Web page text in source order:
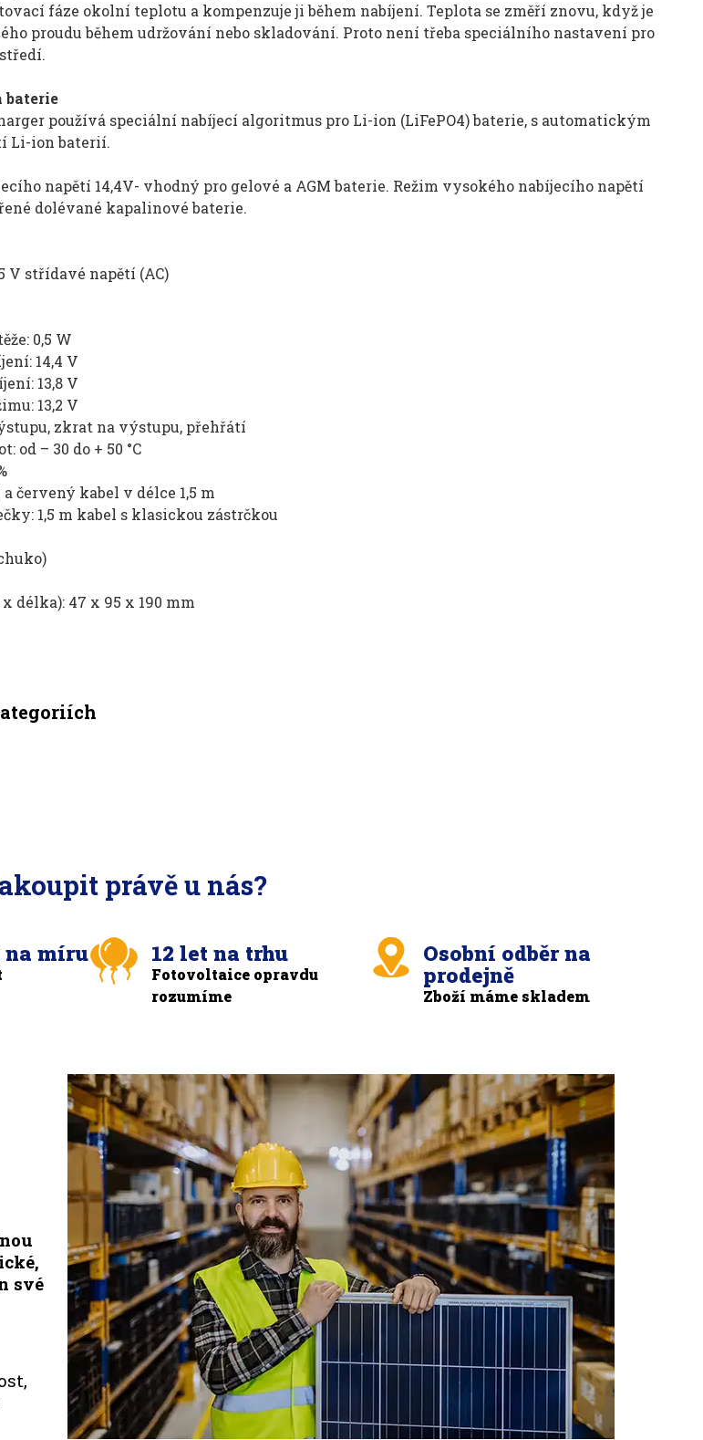
fáze okolní teplotu a kompenzuje ji během nabíjení. Teplota se změří znovu, když je
proudu během udržování nebo skladování. Proto není třeba speciálního nastavení pro
baterie
r používá speciální nabíjecí algoritmus pro Li-ion (LiFePO4) baterie, s automatickým
Li-ion baterií.
napětí 14,4V- vhodný pro gelové a AGM baterie. Režim vysokého nabíjecího napětí
dolévané kapalinové baterie.
V střídavé napětí (AC)
0,5 W
14,4 V
13,8 V
13,2 V
zkrat na výstupu, přehřátí
od – 30 do + 50 °C
červený kabel v délce 1,5 m
1,5 m kabel s klasickou zástrčkou
délka): 47 x 95 x 190 mm
právě u nás?
na míru 12 let na trhu
Fotovoltaice opravdu
rozumíme
Osobní odběr na
prodejně
Zboží máme skladem
své